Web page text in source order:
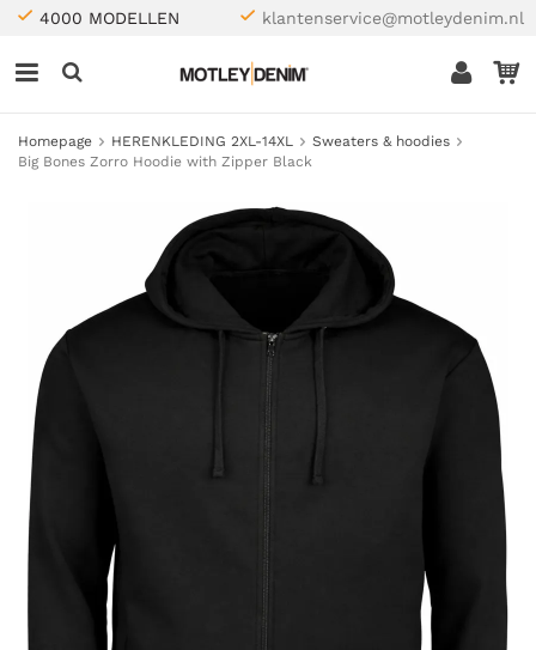
4000 MODELLEN klantenservice@motleydenim.nl
Homepage HERENKLEDING 2XL-14XL
Sweaters & hoodies
Big Bones Zorro Hoodie with Zipper Black